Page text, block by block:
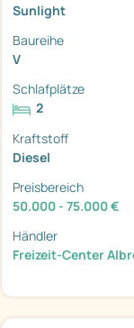
Sunlight
Baureihe
V
Schlafplätze
2
Kraftstoff
Diesel
Preisbereich
50.000 - 75.000 €
Händler
Freizeit-Center